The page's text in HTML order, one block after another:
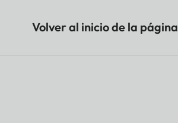
Volver al inicio de la página